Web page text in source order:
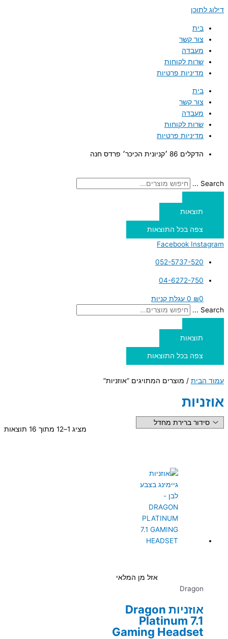
דילוג לתוכן
בית
צור קשר
מעבדה
שרות לקוחות
מדיניות פרטיות
בית
צור קשר
מעבדה
שרות לקוחות
מדיניות פרטיות
הדקלים 86 ׳קניונית הכיכר׳ פרדס חנה
Search ...
תוצאות
צפה בכל התוצאות
Facebook Instagram
052-5737-520
04-6272-750
₪0
0 עגלת קניות
Search ...
תוצאות
צפה בכל התוצאות
עמוד הבית / מוצרים המתויגים “אוזניות”
אוזניות
מציג 1–12 מתוך 16 תוצאות
אזל מן המלאי
Dragon
אוזניות Dragon
Platinum 7.1
Gaming Headset